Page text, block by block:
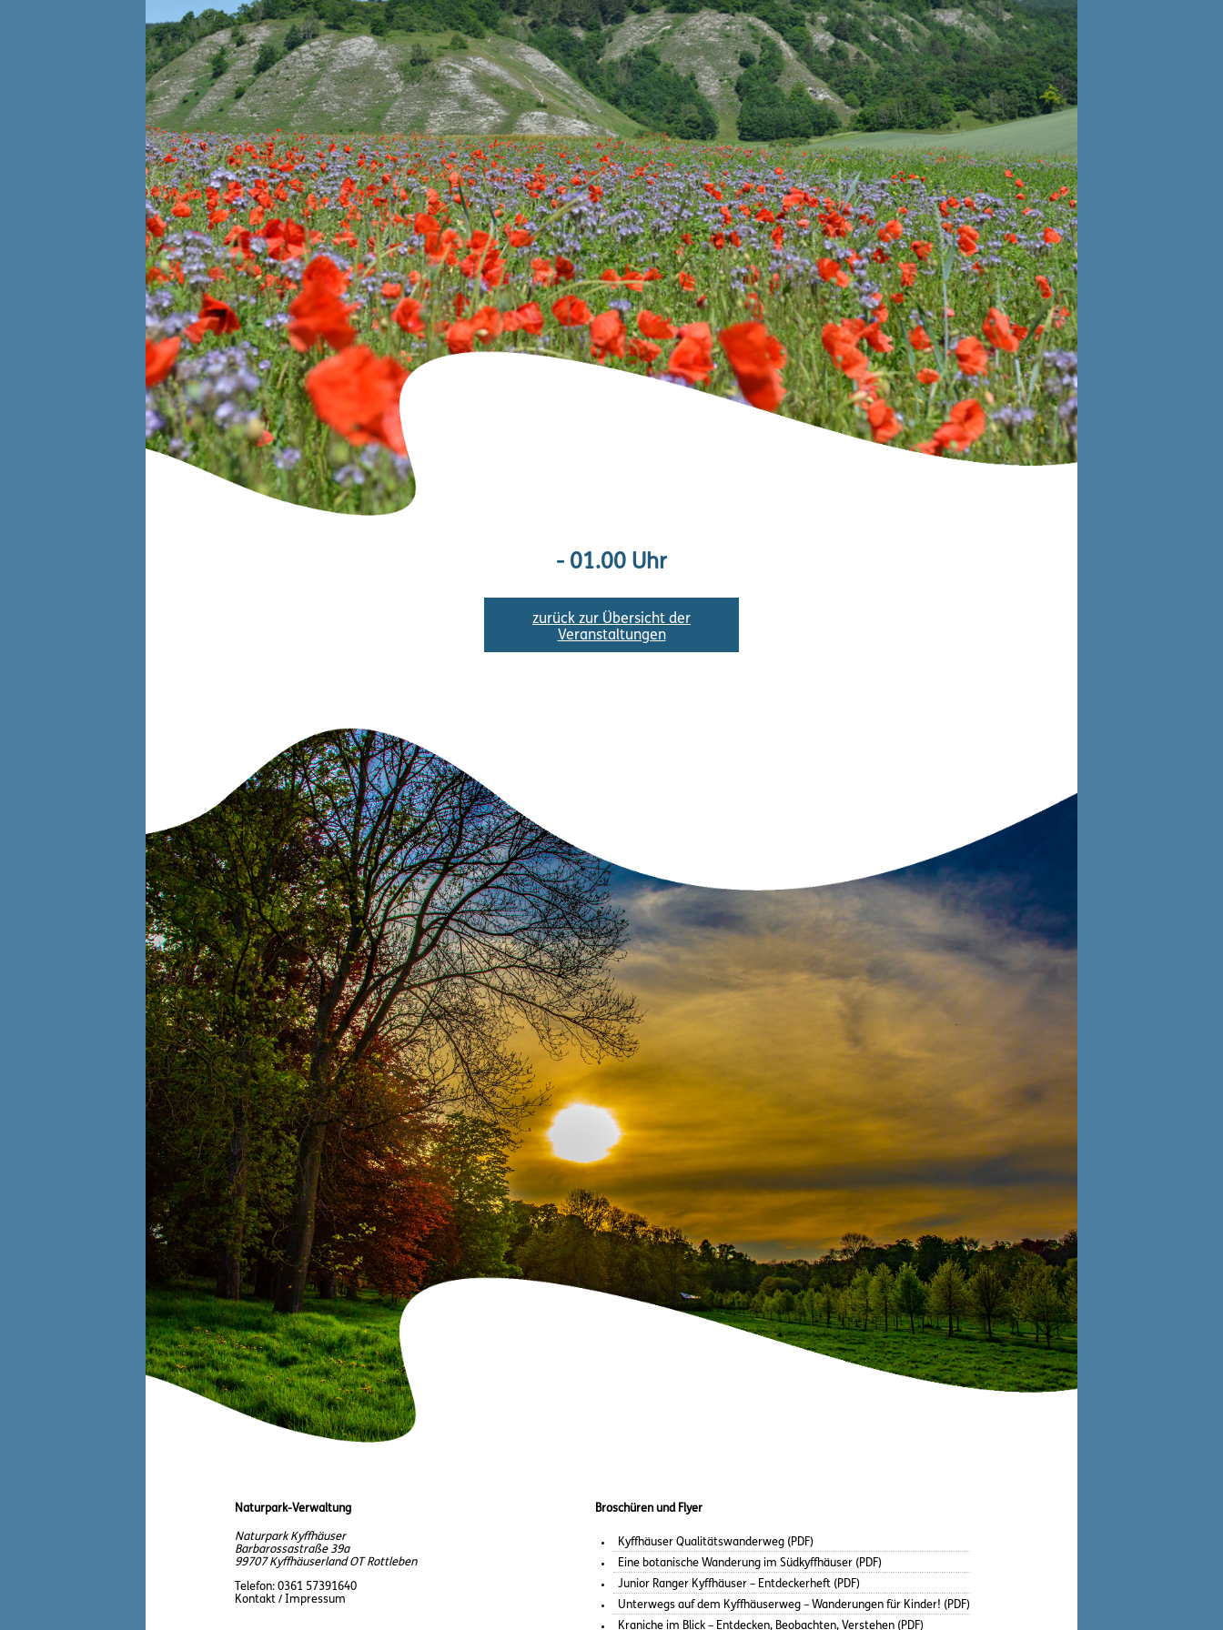
- 01.00 Uhr
zurück zur Übersicht der
Veranstaltungen
Naturpark-Verwaltung
Naturpark Kyffhäuser
Barbarossastraße 39a
99707 Kyffhäuserland OT Rottleben
Telefon: 0361 57391640
Kontakt / Impressum
Broschüren und Flyer
Kyffhäuser Qualitätswanderweg (PDF)
Eine botanische Wanderung im Südkyffhäuser (PDF)
Junior Ranger Kyffhäuser – Entdeckerheft (PDF)
Unterwegs auf dem Kyffhäuserweg – Wanderungen für Kinder! (PDF)
Kraniche im Blick – Entdecken, Beobachten, Verstehen (PDF)